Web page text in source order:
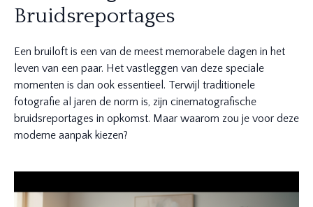
Bruidsreportages
Een bruiloft is een van de meest memorabele dagen in het
leven van een paar. Het vastleggen van deze speciale
momenten is dan ook essentieel. Terwijl traditionele
fotografie al jaren de norm is, zijn cinematografische
bruidsreportages in opkomst. Maar waarom zou je voor deze
moderne aanpak kiezen?